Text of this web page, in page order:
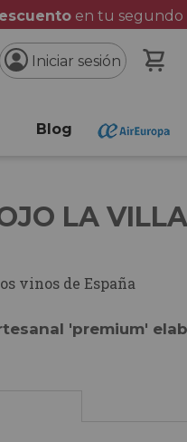
en tu segundo
Iniciar sesión
Blog
LA VILLA
vinos de España
'premium'